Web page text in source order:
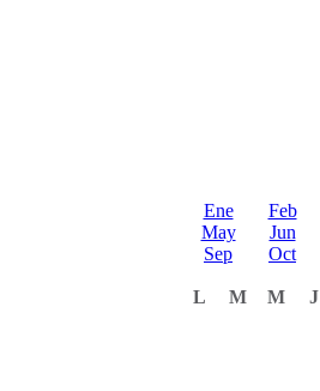
Ene Feb
May
Jun
Sep
Oct
L M M J